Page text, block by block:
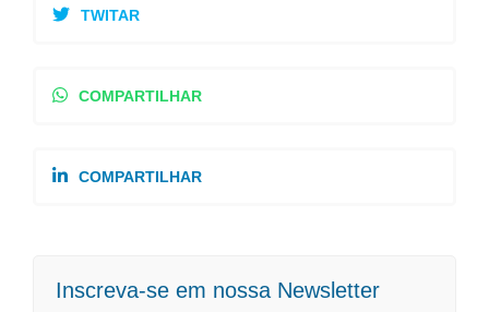
TWITAR
COMPARTILHAR
COMPARTILHAR
Inscreva-se em nossa Newsletter